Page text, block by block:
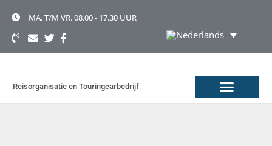
naar
inhoud
MA. T/M VR. 08.00 - 17.30 UUR
Reisorganisatie en Touringcarbedrijf